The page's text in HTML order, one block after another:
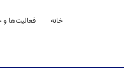
خانه فعالیت‌ها